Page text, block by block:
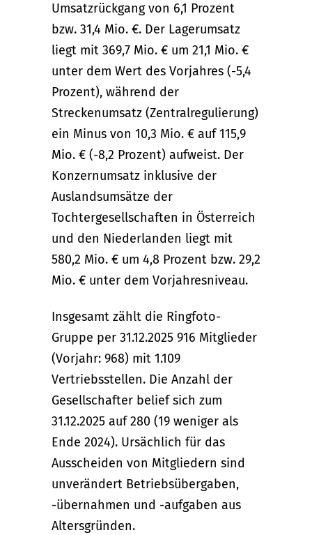
Umsatzrückgang von 6,1 Prozent
bzw. 31,4 Mio. €. Der Lagerumsatz
liegt mit 369,7 Mio. € um 21,1 Mio. €
unter dem Wert des Vorjahres (-5,4
Prozent), während der
Streckenumsatz (Zentralregulierung)
ein Minus von 10,3 Mio. € auf 115,9
Mio. € (-8,2 Prozent) aufweist. Der
Konzernumsatz inklusive der
Auslandsumsätze der
Tochtergesellschaften in Österreich
und den Niederlanden liegt mit
580,2 Mio. € um 4,8 Prozent bzw. 29,2
Mio. € unter dem Vorjahresniveau.
Insgesamt zählt die Ringfoto-
Gruppe per 31.12.2025 916 Mitglieder
(Vorjahr: 968) mit 1.109
Vertriebsstellen. Die Anzahl der
Gesellschafter belief sich zum
31.12.2025 auf 280 (19 weniger als
Ende 2024). Ursächlich für das
Ausscheiden von Mitgliedern sind
unverändert Betriebsübergaben,
-übernahmen und -aufgaben aus
Altersgründen.